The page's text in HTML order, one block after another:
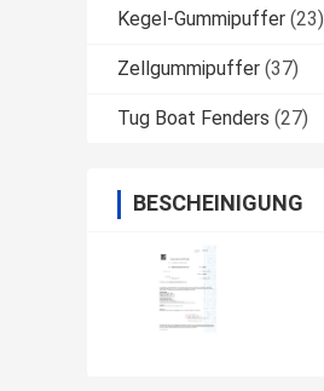
Kegel-Gummipuffer (23)
Zellgummipuffer (37)
Tug Boat Fenders (27)
BESCHEINIGUNG